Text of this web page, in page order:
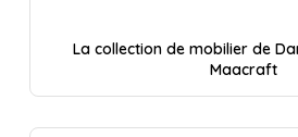
La collection de mobilier de
Maacraft